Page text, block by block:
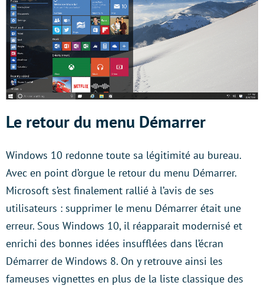
Le retour du menu Démarrer
Windows 10 redonne toute sa légitimité au bureau.
Avec en point d’orgue le retour du menu Démarrer.
Microsoft s’est finalement rallié à l’avis de ses
utilisateurs : supprimer le menu Démarrer était une
erreur. Sous Windows 10, il réapparait modernisé et
enrichi des bonnes idées insufflées dans l’écran
Démarrer de Windows 8. On y retrouve ainsi les
fameuses vignettes en plus de la liste classique des